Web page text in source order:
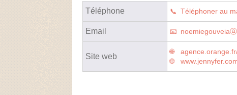
Téléphone Téléphoner au
Email
Site web